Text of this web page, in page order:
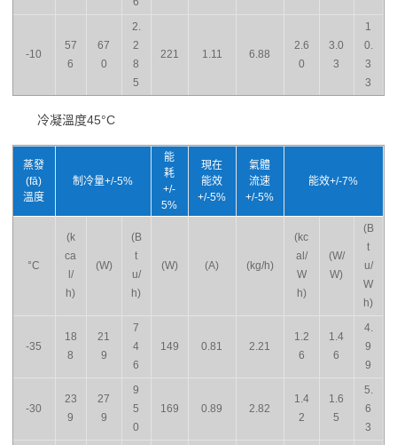
-10
57
6
67
0
2.
2
8
5
221 1.11 6.88
2.6
0
3.0
3
1
0.
3
3
冷凝溫度45°C
蒸發
(fā)
溫度
制冷量+/-5%
能
耗
+/-
5%
現在
能效
+/-5%
氣體
流速
+/-5%
能效+/-7%
°C
(k
ca
l/
h)
(W)
(B
t
u/
h)
(W) (A) (kg/h)
(kc
al/
W
h)
(W/
W)
(B
t
u/
W
h)
-35
18
8
21
9
7
4
6
149 0.81 2.21
1.2
6
1.4
6
4.
9
9
-30
23
9
27
9
9
5
0
169 0.89 2.82
1.4
2
1.6
5
5.
6
3